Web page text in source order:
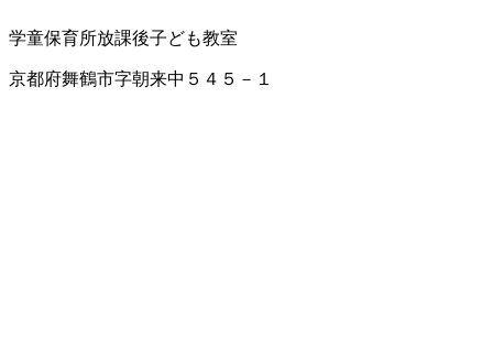
学童保育所放課後子ども教室
京都府舞鶴市字朝来中５４５－１